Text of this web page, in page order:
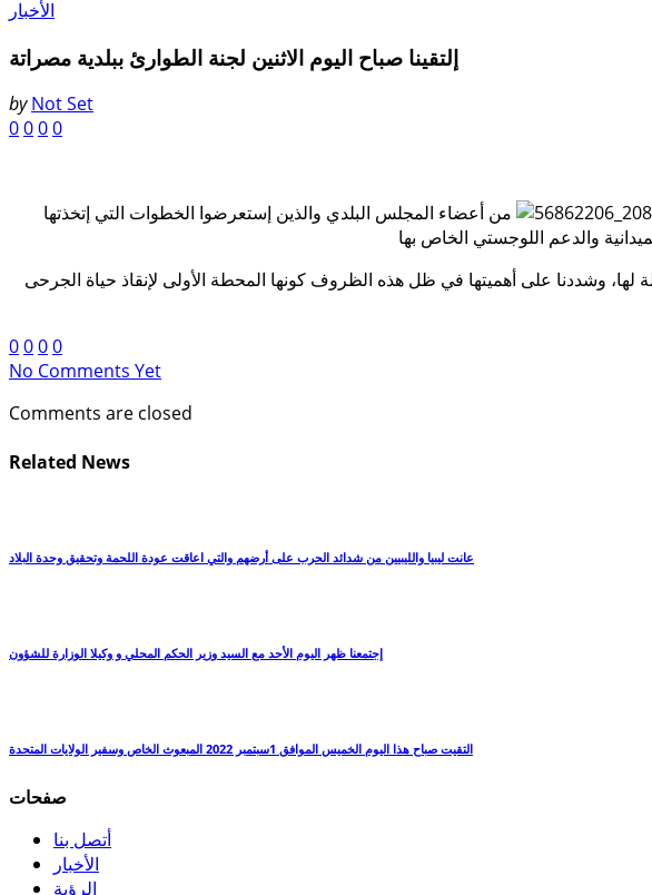
الأخبار
إلتقينا صباح اليوم الاثنين لجنة الطوارئ ببلدية مصراتة
by Not Set
0000
من أعضاء المجلس البلدي والذين إستعرضوا الخطوات التي إتخذتها
لها، وشددنا على أهميتها في ظل هذه الظروف كونها المحطة الأولى لإنقاذ حياة الجرحى
0000
No Comments Yet
Comments are closed
Related News
عانت ليبيا والليبيين من شدائد الحرب على أرضهم والتي اعاقت عودة اللحمة وتحقيق وحدة البلاد
إجتمعنا ظهر اليوم الأحد مع السيد وزير الحكم المحلي و وكيلا الوزارة للشؤون
التقيت صباح هذا اليوم الخميس الموافق 1سبتمبر 2022 المبعوث الخاص وسفير الولايات المتحدة
صفحات
أتصل بنا
الأخبار
الرؤية